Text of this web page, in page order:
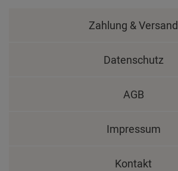
Zahlung & Versand
Datenschutz
AGB
Impressum
Kontakt